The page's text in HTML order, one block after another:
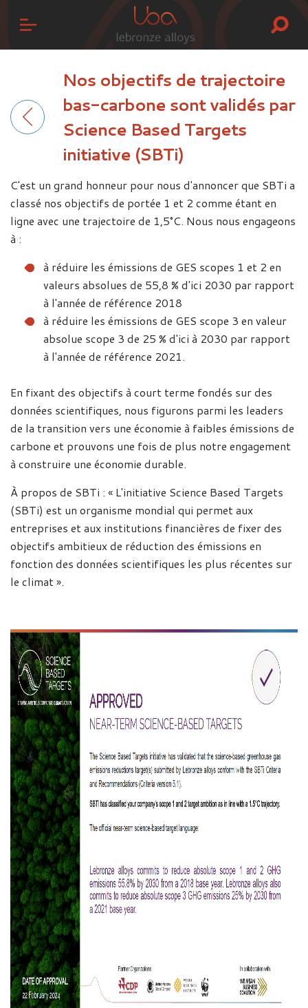
Nos objectifs de trajectoire
bas-carbone sont validés par
Science Based Targets
initiative (SBTi)
C'est un grand honneur pour nous d'annoncer que SBTi a
classé nos objectifs de portée 1 et 2 comme étant en
ligne avec une trajectoire de 1,5°C. Nous nous engageons
à :
à réduire les émissions de GES scopes 1 et 2 en
valeurs absolues de 55,8 % d'ici 2030 par rapport
à l'année de référence 2018
à réduire les émissions de GES scope 3 en valeur
absolue scope 3 de 25 % d'ici à 2030 par rapport
à l'année de référence 2021.
En fixant des objectifs à court terme fondés sur des
données scientifiques, nous figurons parmi les leaders
de la transition vers une économie à faibles émissions de
carbone et prouvons une fois de plus notre engagement
à construire une économie durable.
À propos de SBTi : « L'initiative Science Based Targets
(SBTi) est un organisme mondial qui permet aux
entreprises et aux institutions financières de fixer des
objectifs ambitieux de réduction des émissions en
fonction des données scientifiques les plus récentes sur
le climat ».